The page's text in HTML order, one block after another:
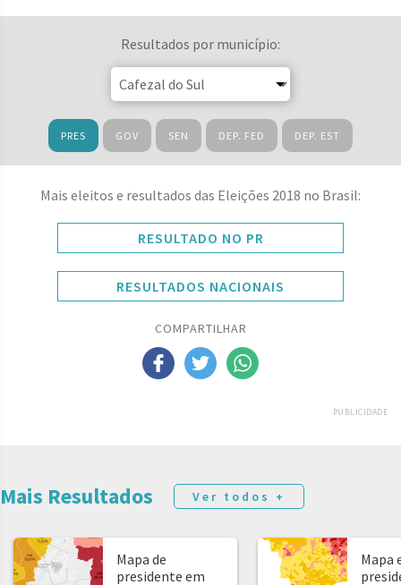
Resultados por município:
PRES GOV SEN DEP. FED DEP. EST
Mais eleitos e resultados das Eleições 2018 no Brasil:
RESULTADO NO PR
RESULTADOS NACIONAIS
COMPARTILHAR
PUBLICIDADE
Mais Resultados Ver todos +
Mapa de
presidente em
Mapa